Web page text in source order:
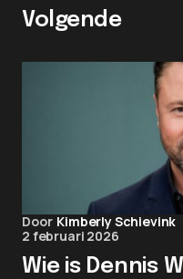
Volgende
Door Kimberly Schievink
2 februari 2026
Wie is Dennis